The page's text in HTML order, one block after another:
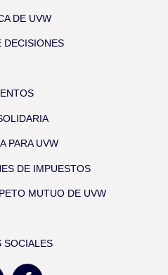
DE UVW
DECISIONES
PARA UVW
DE IMPUESTOS
MUTUO DE UVW
SOCIALES